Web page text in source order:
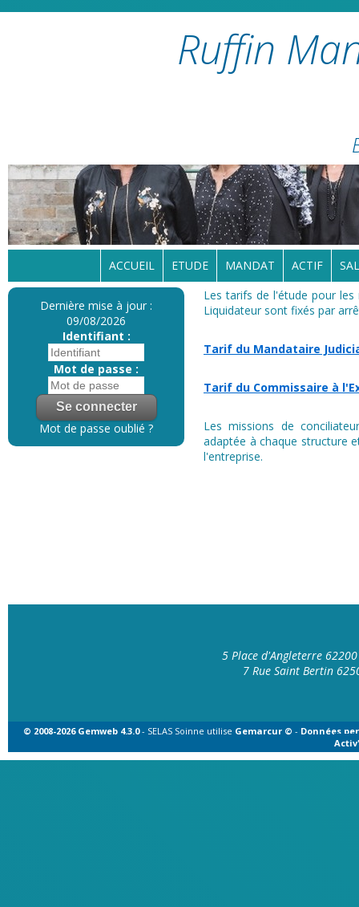
Ruffin
ACCUEIL ETUDE MANDAT ACTIF
Dernière mise à jour :
09/08/2026
Identifiant :
Mot de passe :
Mot de passe oublié ?
Les tarifs de l'étude pour les
Liquidateur sont fixés par
Tarif du Mandataire
Tarif du Commissaire à
Les missions de
adaptée à chaque structure
l'entreprise.
5 Place d'Angleterre
7 Rue Saint Bertin
© 2008-2026 Gemweb 4.3.0- SELAS Soinne utilise Gemarcur © - Données